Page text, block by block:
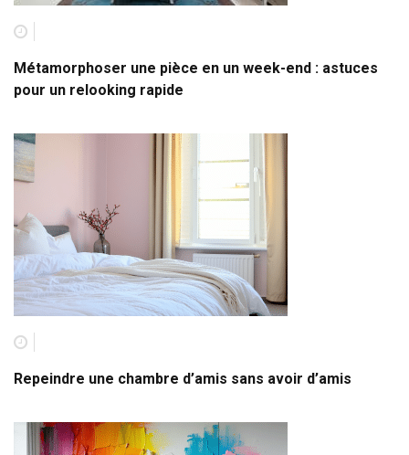
Métamorphoser une pièce en un week-end : astuces
pour un relooking rapide
Repeindre une chambre d’amis sans avoir d’amis